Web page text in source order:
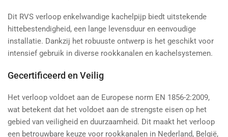
Dit RVS verloop enkelwandige kachelpijp biedt uitstekende
hittebestendigheid, een lange levensduur en eenvoudige
installatie. Dankzij het robuuste ontwerp is het geschikt voor
intensief gebruik in diverse rookkanalen en kachelsystemen.
Gecertificeerd en Veilig
Het verloop voldoet aan de Europese norm EN 1856-2:2009,
wat betekent dat het voldoet aan de strengste eisen op het
gebied van veiligheid en duurzaamheid. Dit maakt het verloop
een betrouwbare keuze voor rookkanalen in Nederland, België,